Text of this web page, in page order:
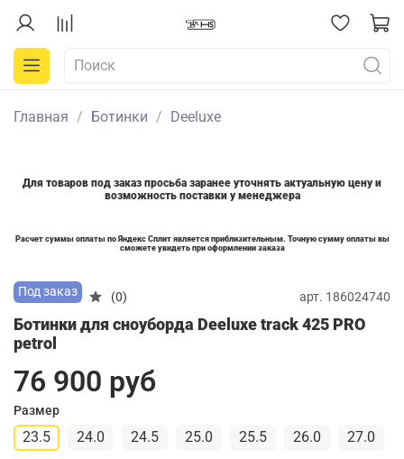
Главная Ботинки Deeluxe
Для товаров под заказ просьба заранее уточнять актуальную цену и
возможность поставки у менеджера
Расчет суммы оплаты по Яндекс Сплит является приблизительным. Точную сумму оплаты вы
сможете увидеть при оформлении заказа
Под заказ (0) арт. 186024740
Ботинки для сноуборда Deeluxe track 425 PRO
petrol
76 900 руб
Размер
23.5 24.0 24.5 25.0 25.5 26.0 27.0